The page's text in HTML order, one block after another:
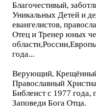
Благочестивый,
Уникальных Детей и
евангелистов,
Отец и Тренер юных
года...
Верующий,
Православный
Библеист с 1977
Заповеди Бога Отца.